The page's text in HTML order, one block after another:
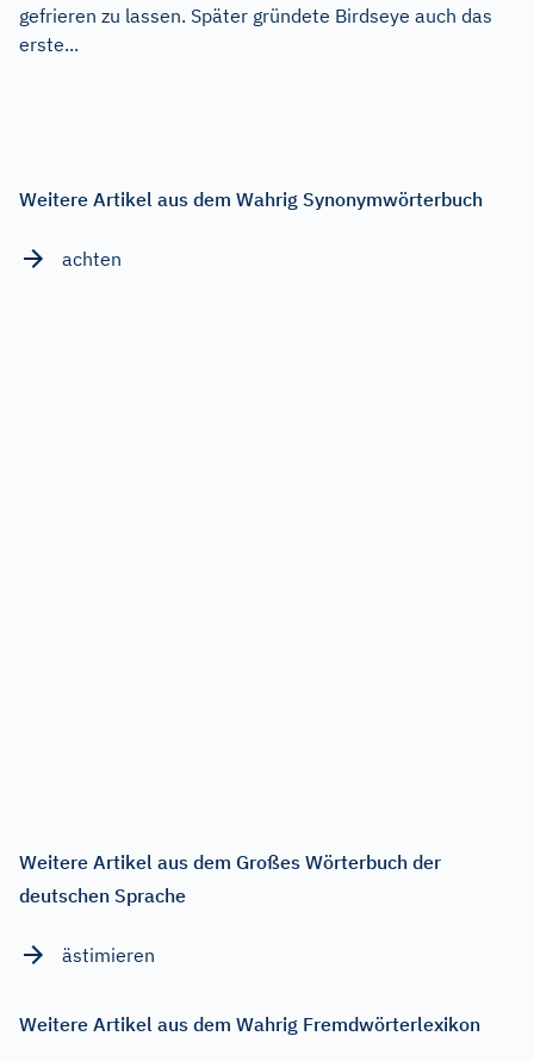
gefrieren zu lassen. Später gründete Birdseye auch das
erste...
Weitere Artikel aus dem Wahrig Synonymwörterbuch
achten
Weitere Artikel aus dem Großes Wörterbuch der
deutschen Sprache
ästimieren
Weitere Artikel aus dem Wahrig Fremdwörterlexikon